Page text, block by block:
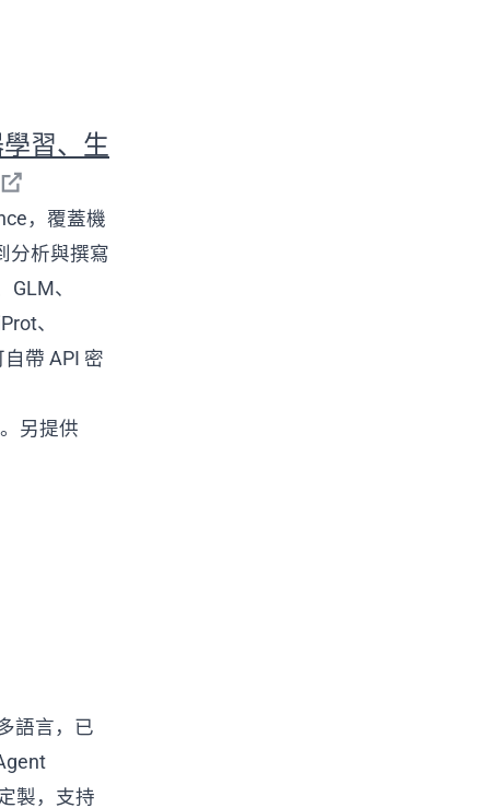
習、生
，覆蓋機
分析與撰寫
、
、
帶 API 密
另提供
語言，已
製，支持